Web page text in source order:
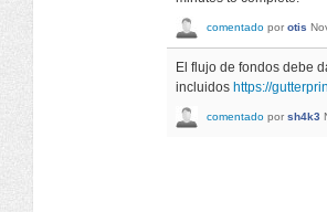
comentado por otis
El flujo de fondos debe
incluidos https://
comentado por sh4k3